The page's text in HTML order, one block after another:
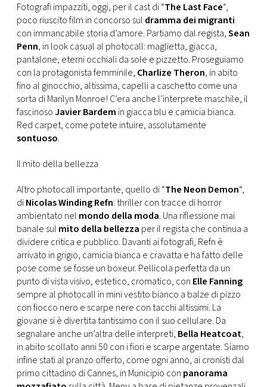
Fotografi impazziti, oggi, per il cast di “The Last Face“,
poco riuscito film in concorso sul dramma dei migranti
con immancabile storia d’amore. Partiamo dal regista,Sean
Penn, in look casual al photocall: maglietta, giacca,
pantalone, eterni occhiali da sole e pizzetto. Proseguiamo
con la protagonista femminile, Charlize Theron, in abito
fino al ginocchio, altissima, capelli a caschetto come una
sorta di Marilyn Monroe! C’era anche l’interprete maschile, il
fascinosoJavier Bardem in giacca blu e camicia bianca.
Red carpet, come potete intuire, assolutamente
sontuoso.
Il mito della bellezza
Altro photocall importante, quello di “The Neon Demon“,
diNicolas Winding Refn: thriller con tracce di horror
ambientato nel mondo della moda. Una riflessione mai
banale sul mito della bellezza per il regista che continua a
dividere critica e pubblico. Davanti ai fotografi, Refn è
arrivato in grigio, camicia bianca e cravatta e ha fatto delle
pose come se fosse un boxeur. Pellicola perfetta da un
punto di vista visivo, estetico, cromatico, con Elle Fanning
sempre al photocall in mini vestito bianco a balze di pizzo
con fiocco nero e scarpe nere con tacchi altissimi. La
giovane si è divertita tantissimo con il suo cellulare. Da
segnalare anche un’altra delle interpreti, Bella Heatcoat,
in abito scollato anni 50 con i fiori e scarpe argentate. Siamo
infine stati al pranzo offerto, come ogni anno, ai cronisti dal
primo cittadino di Cannes, in Municipio con panorama